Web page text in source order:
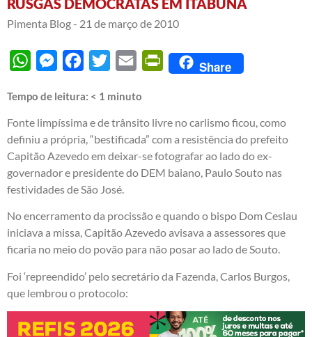
RUSGAS DEMOCRATAS EM ITABUNA
Pimenta Blog - 21 de março de 2010
WhatsAppMessengerFacebook
Twitter Email PrintFriendly
Share
Tempo de leitura: < 1 minuto
Fonte limpíssima e de trânsito livre no carlismo ficou, como
definiu a própria, “bestificada” com a resistência do prefeito
Capitão Azevedo em deixar-se fotografar ao lado do ex-
governador e presidente do DEM baiano, Paulo Souto nas
festividades de São José.
No encerramento da procissão e quando o bispo Dom Ceslau
iniciava a missa, Capitão Azevedo avisava a assessores que
ficaria no meio do povão para não posar ao lado de Souto.
Foi ‘repreendido’ pelo secretário da Fazenda, Carlos Burgos,
que lembrou o protocolo: